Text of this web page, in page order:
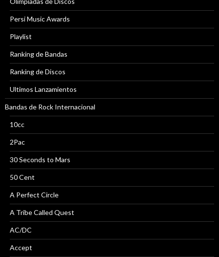
Persi Music Awards
Playlist
Ranking de Bandas
Ranking de Discos
Ultimos Lanzamientos
Bandas de Rock Internacional
10cc
2Pac
30 Seconds to Mars
50 Cent
A Perfect Circle
A Tribe Called Quest
AC/DC
Accept